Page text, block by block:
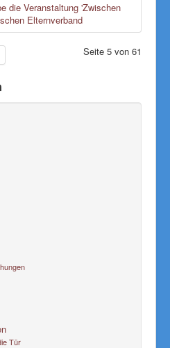
die Veranstaltung 'Zwischen
Elternverband
Seite 5 von 61
Tür